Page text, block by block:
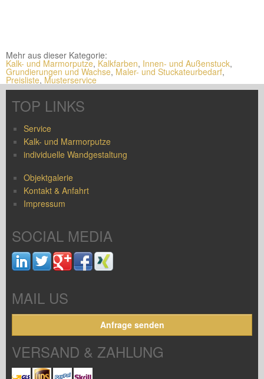
Mehr aus dieser Kategorie:
Kalk- und Marmorputze, Kalkfarben, Innen- und Außenstuck,
Grundierungen und Wachse, Maler- und Stuckateurbedarf,
Preisliste, Musterservice
TOP LINKS
Service
Kalk- und Marmorputze
individuelle Wandgestaltung
Objektgalerie
Kontakt & Anfahrt
Impressum
SOCIAL MEDIA
MAIL US
Anfrage senden
VERSAND & ZAHLUNG